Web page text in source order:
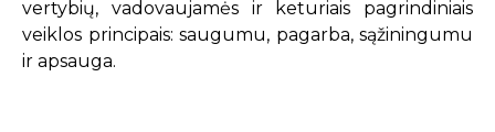
vertybių, vadovaujamės ir keturiais pagrindiniais
veiklos principais: saugumu, pagarba, sąžiningumu
ir apsauga.